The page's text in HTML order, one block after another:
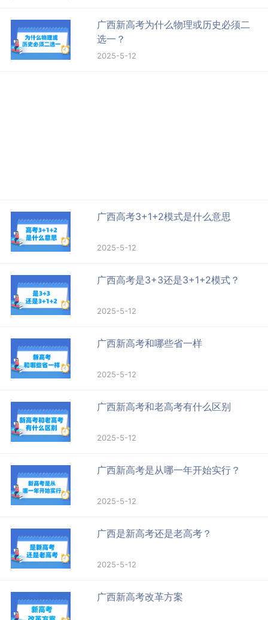
广西新高考为什么物理或历史必须二
选一？
2025-5-12
广西高考3+1+2模式是什么意思
2025-5-12
广西高考是3+3还是3+1+2模式？
2025-5-12
广西新高考和哪些省一样
2025-5-12
广西新高考和老高考有什么区别
2025-5-12
广西新高考是从哪一年开始实行？
2025-5-12
广西是新高考还是老高考？
2025-5-12
广西新高考改革方案